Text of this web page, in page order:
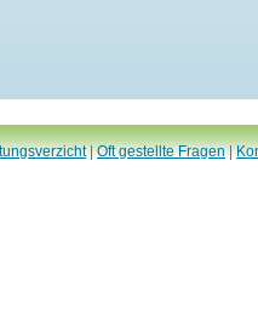
|Oft gestellte Fragen|